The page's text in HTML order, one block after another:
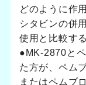
どのように作
シタビンの併
使用と比較す
●MK-2870と
た方が、ペム
またはペムブ